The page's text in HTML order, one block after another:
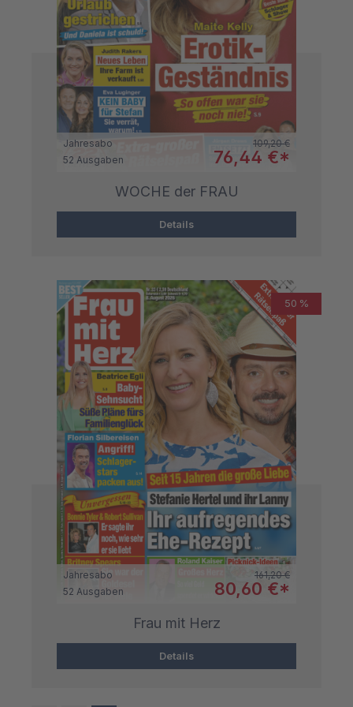
Jahresabo Regulärer Preis:
109,20 €
52 Ausgaben
Verkaufspreis:
76,44 €*
WOCHE der FRAU
Details
50 %
Jahresabo Regulärer Preis:
161,20 €
52 Ausgaben
Verkaufspreis:
80,60 €*
Frau mit Herz
Details